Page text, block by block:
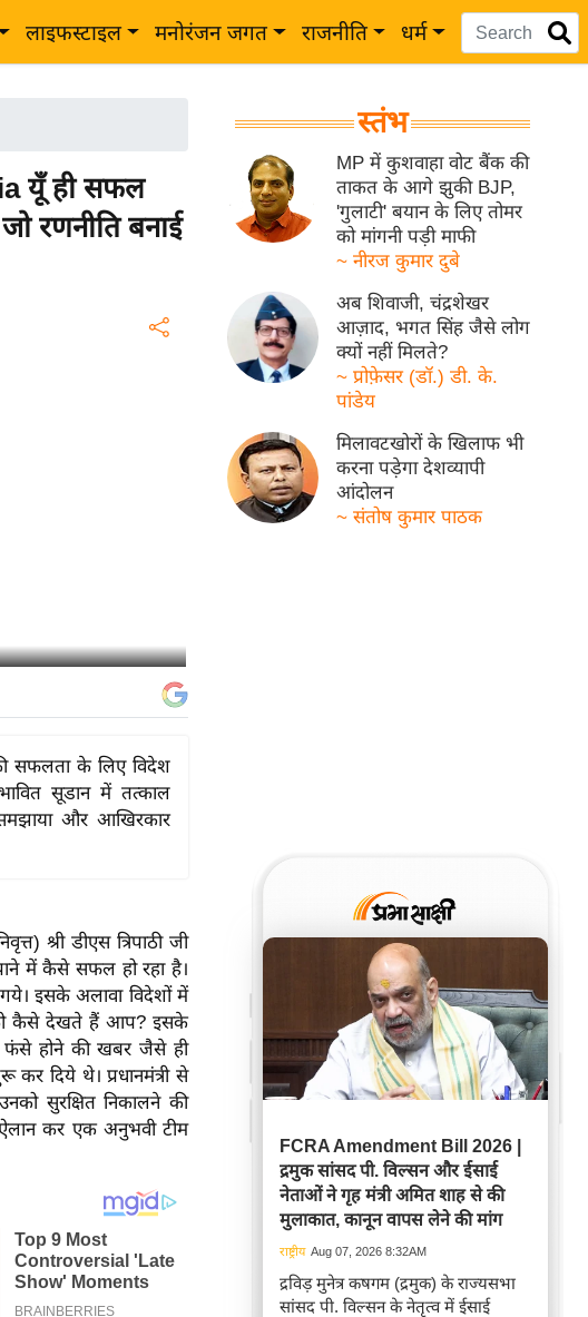
लाइफस्टाइल मनोरंजन जगत राजनीति धर्म
यूँ ही सफल
रणनीति बनाई
की सफलता के लिए विदेश
सूडान में तत्काल
समझाया और आखिरकार
श्री डीएस त्रिपाठी जी
पाने में कैसे सफल हो रहा है।
इसके अलावा विदेशों में
को कैसे देखते हैं आप? इसके
फंसे होने की खबर जैसे ही
दिये थे। प्रधानमंत्री से
सुरक्षित निकालने की
कर एक अनुभवी टीम
स्तंभ
MP में कुशवाहा वोट बैंक की
ताकत के आगे झुकी BJP,
'गुलाटी' बयान के लिए तोमर
को मांगनी पड़ी माफी
~ नीरज कुमार दुबे
अब शिवाजी, चंद्रशेखर
आज़ाद, भगत सिंह जैसे लोग
क्यों नहीं मिलते?
~ प्रोफ़ेसर (डॉ.) डी. के.
पांडेय
मिलावटखोरों के खिलाफ भी
करना पड़ेगा देशव्यापी
आंदोलन
~ संतोष कुमार पाठक
FCRA Amendment Bill 2026 |
द्रमुक सांसद पी. विल्सन और ईसाई
नेताओं ने गृह मंत्री अमित शाह से की
मुलाकात, कानून वापस लेने की मांग
राष्ट्रीय Aug 07, 2026 8:32AM
द्रविड़ मुनेत्र कषगम (द्रमुक) के राज्यसभा
सांसद पी. विल्सन के नेतृत्व में ईसाई